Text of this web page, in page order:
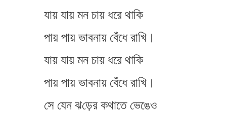
যায় যায় মন চায় ধরে থাকি
পায় পায় ভাবনায় বেঁধে রাখি।
যায় যায় মন চায় ধরে থাকি
পায় পায় ভাবনায় বেঁধে রাখি।
সে যেন ঝ​ড়ের কথাতে ভেঙেও